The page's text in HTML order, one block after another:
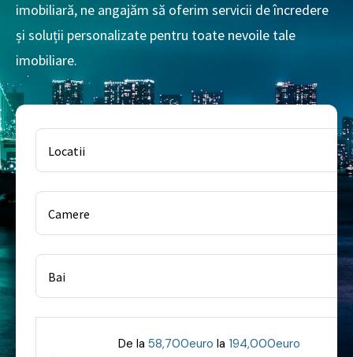
imobiliară, ne angajăm să oferim servicii de încredere
și soluții personalizate pentru toate nevoile tale
imobiliare.
Locatii
Camere
Bai
De la 58,700euro la 194,000euro